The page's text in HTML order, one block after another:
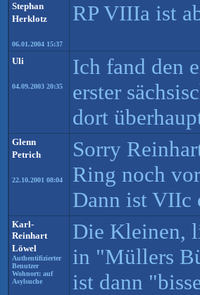
Stephan
Herklotz
06.01.2004 15:37
RP VIIIa ist
Uli
04.09.2003 20:35
Ich fand den
erster
dort
Glenn
Petrich
22.10.2001 08:04
Sorry
Ring noch
Dann ist VIIc
Karl-
Reinhart
Löwel
Authentifizierter
Benutzer
Wohnort: auf
Asylsuche
Die Kleinen,
in "Müllers
ist dann